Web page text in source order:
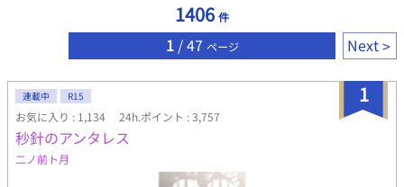
1406 件
1/ 47 ページ Next
1
連載中 R15
お気に入り : 1,134 24h.ポイント : 3,757
秒針のアンタレス
二ノ前ト月